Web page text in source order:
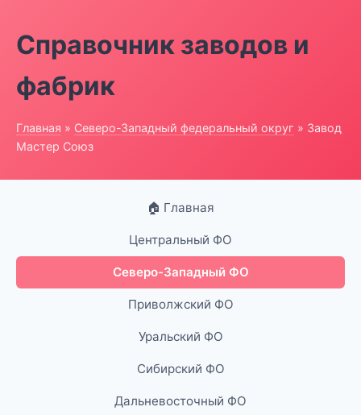
Справочник заводов и
фабрик
Главная » Северо-Западный федеральный округ » Завод
Мастер Союз
🏠 Главная
Центральный ФО
Северо-Западный ФО
Приволжский ФО
Уральский ФО
Сибирский ФО
Дальневосточный ФО